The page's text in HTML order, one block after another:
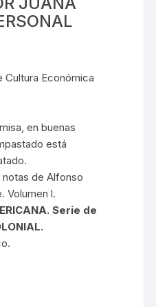
Cultura Económica
en buenas
está
de Alfonso
Volumen l.
Serie de